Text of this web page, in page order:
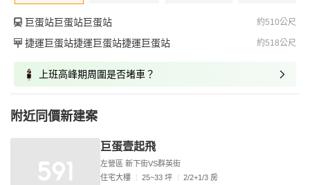
巨蛋站巨蛋站巨蛋站 約510公尺
捷運巨蛋站捷運巨蛋站捷運巨蛋站 約518公尺
上班高峰期周圍是否堵車？
附近同價新建案
巨蛋壹起飛
左營區 新下街VS群英街
住宅大樓
25~33 坪 2/2+1/3 房